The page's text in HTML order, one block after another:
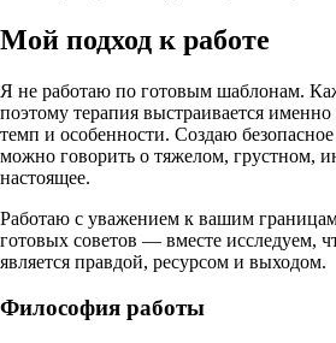
Мой подход к работе
Я не работаю по готовым шаблонам.
поэтому терапия выстраивается
темп и особенности. Создаю безопасное
можно говорить о тяжелом, грустном,
настоящее.
Работаю с уважением к вашим
готовых советов — вместе исследуем,
является правдой, ресурсом и выходом.
Философия работы